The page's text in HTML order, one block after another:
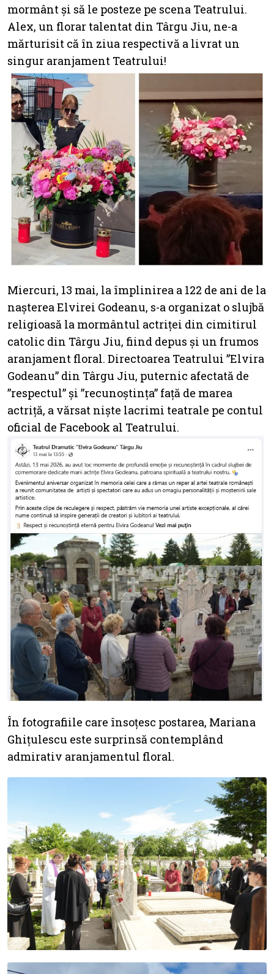
mormânt și să le posteze pe scena Teatrului.
Alex, un florar talentat din Târgu Jiu, ne-a
mărturisit că în ziua respectivă a livrat un
singur aranjament Teatrului!
Miercuri, 13 mai, la împlinirea a 122 de ani de la
nașterea Elvirei Godeanu, s-a organizat o slujbă
religioasă la mormântul actriței din cimitirul
catolic din Târgu Jiu, fiind depus și un frumos
aranjament floral. Directoarea Teatrului ”Elvira
Godeanu” din Târgu Jiu, puternic afectată de
”respectul” și ”recunoștința” față de marea
actriță, a vărsat niște lacrimi teatrale pe contul
oficial de Facebook al Teatrului.
În fotografiile care însoțesc postarea, Mariana
Ghițulescu este surprinsă contemplând
admirativ aranjamentul floral.